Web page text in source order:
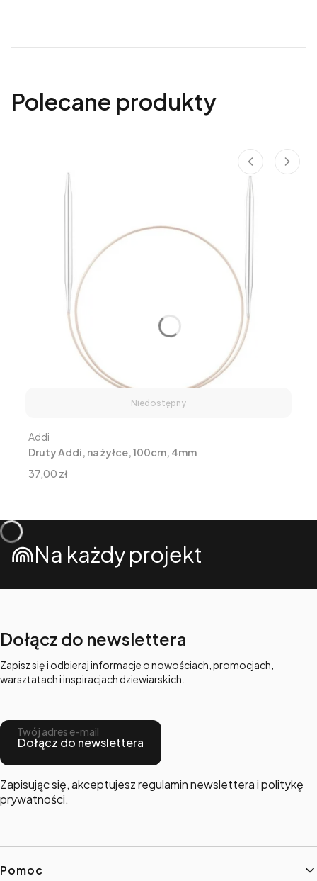
Polecane produkty
Niedostępny
Druty Addi, na żyłce, 100cm, 4mm
Producent
Addi
Cena
37,00 zł
Na każdy projekt
Dołącz do newslettera
Zapisz się i odbieraj informacje o nowościach, promocjach,
warsztatach i inspiracjach dziewiarskich.
Twój adres e-mail
Dołącz do newslettera
Zapisując się, akceptujesz regulamin newslettera i politykę
prywatności.
Linki w stopce
Pomoc